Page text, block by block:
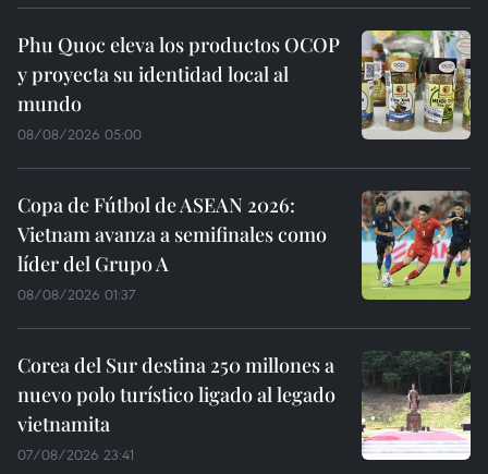
Phu Quoc eleva los productos OCOP
y proyecta su identidad local al
mundo
08/08/2026 05:00
Copa de Fútbol de ASEAN 2026:
Vietnam avanza a semifinales como
líder del Grupo A
08/08/2026 01:37
Corea del Sur destina 250 millones a
nuevo polo turístico ligado al legado
vietnamita
07/08/2026 23:41